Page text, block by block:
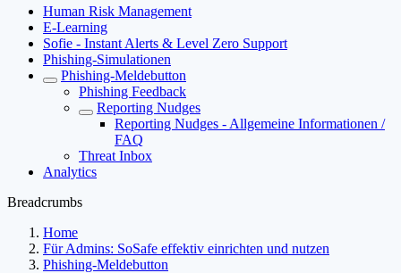
Human Risk Management
E-Learning
Sofie - Instant Alerts & Level Zero Support
Phishing-Simulationen
Phishing-Meldebutton
Phishing Feedback
Reporting Nudges
Reporting Nudges - Allgemeine Informationen /
FAQ
Threat Inbox
Analytics
Breadcrumbs
Home
Für Admins: SoSafe effektiv einrichten und nutzen
Phishing-Meldebutton